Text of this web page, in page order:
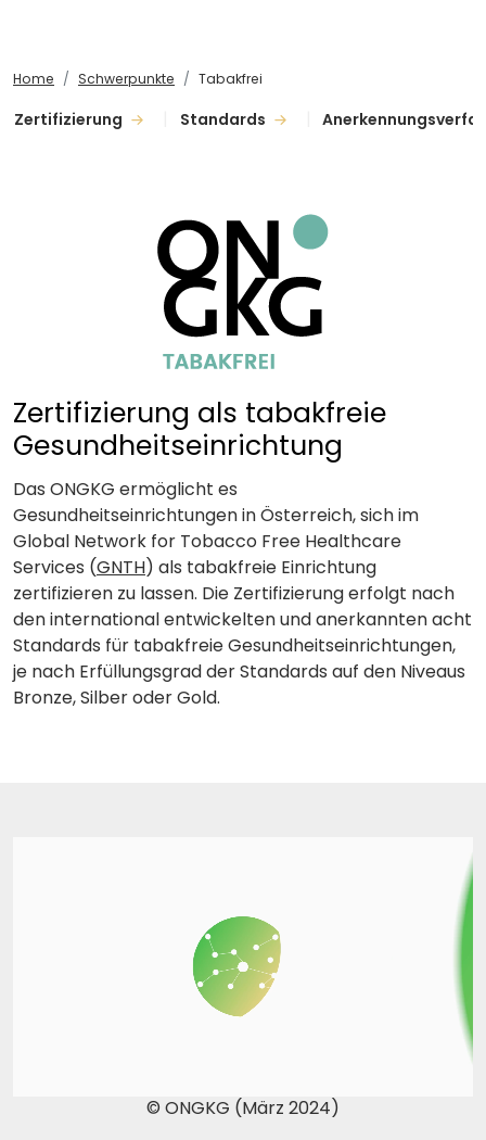
Home Schwerpunkte Tabakfrei
Zertifizierung Standards
Zertifizierung als tabakfreie
Gesundheitseinrichtung
Das ONGKG ermöglicht es
Gesundheitseinrichtungen in Österreich, sich im
Global Network for Tobacco Free Healthcare
Services (GNTH) als tabakfreie Einrichtung
zertifizieren zu lassen. Die Zertifizierung erfolgt nach
den international entwickelten und anerkannten acht
Standards für tabakfreie Gesundheitseinrichtungen,
je nach Erfüllungsgrad der Standards auf den Niveaus
Bronze, Silber oder Gold.
© ONGKG (März 2024)